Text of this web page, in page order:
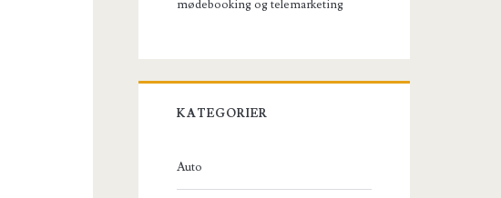
mødebooking og telemarketing
KATEGORIER
Auto